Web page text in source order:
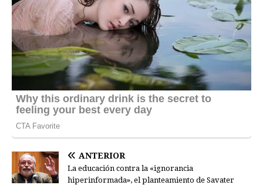
ANTERIOR
La educación contra la «ignorancia
hiperinformada», el planteamiento de Savater